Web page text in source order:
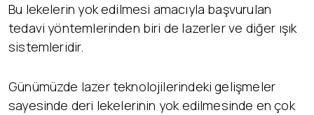
Bu lekelerin yok edilmesi amacıyla başvurulan
tedavi yöntemlerinden biri de lazerler ve diğer ışık
sistemleridir.
Günümüzde lazer teknolojilerindeki gelişmeler
sayesinde deri lekelerinin yok edilmesinde en çok